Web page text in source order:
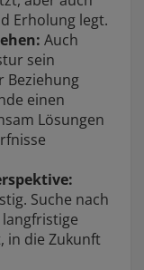
Erholung legt.
Auch
sein
Beziehung
einen
Lösungen
Suche nach
in die Zukunft